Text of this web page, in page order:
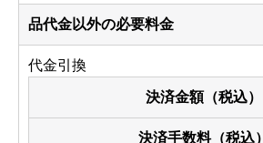
品代金以外の必要料金
代金引換
決済金額（税込）
決済手数料（税込）